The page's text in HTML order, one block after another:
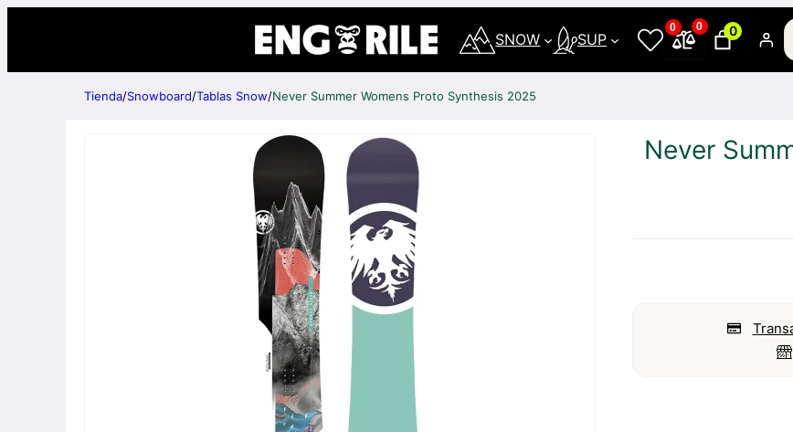
SNOW SUP
0 0 0
Tienda/Snowboard/Tablas Snow/Never Summer Womens Proto Synthesis 2025
Never